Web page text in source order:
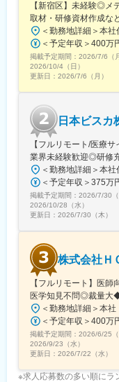
■当社について：
当社は、「テクノ
理念に掲げ、医師
す。
当社が提供する「
ンライン医局”とし
コミュニティを通
療の選択肢を広げ
良い医療を届ける
どまらず、医師同
を高める仕組みを
となっています。
【新宿区】未経験◎メ
取材・研修資材作成な
掲載予定期間： 2026/7/6（
2026/10/4（日）
更新日： 2026/7/6（月）
日本ビスカ
【フルリモート/医療
業界未経験歓迎◎研修
掲載予定期間： 2026/7/30（
2026/10/28（水）
更新日： 2026/7/30（木）
株式会社Ｈ
【フルリモート】医
医学知見不問◎裁量大
掲載予定期間： 2026/6/25（
2026/9/23（水）
更新日： 2026/7/22（水）
※求人応募数の多い順にラ